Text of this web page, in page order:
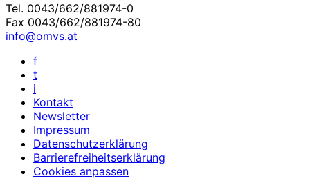
Tel. 0043/662/881974-0
Fax 0043/662/881974-80
info@omvs.at
f
t
i
Kontakt
Newsletter
Impressum
Datenschutzerklärung
Barrierefreiheitserklärung
Cookies anpassen